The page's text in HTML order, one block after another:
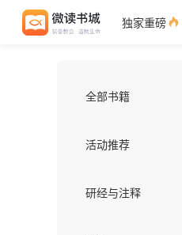
独家重磅